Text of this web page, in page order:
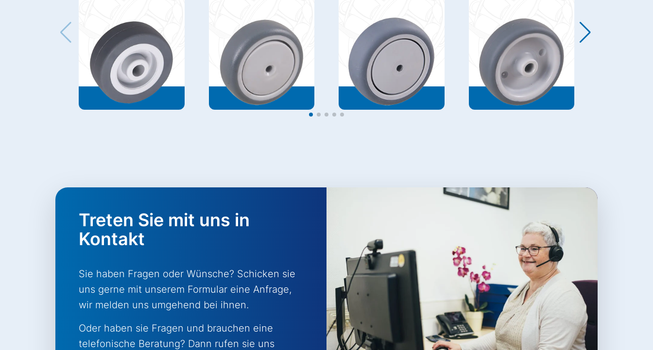
Treten Sie mit uns in
Kontakt
Sie haben Fragen oder Wünsche? Schicken sie
uns gerne mit unserem Formular eine Anfrage,
wir melden uns umgehend bei ihnen.
Oder haben sie Fragen und brauchen eine
telefonische Beratung? Dann rufen sie uns